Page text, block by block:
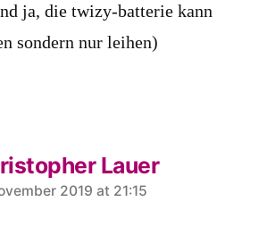
ja, die twizy-batterie kann
sondern nur leihen)
Lauer
2019 at 21:15